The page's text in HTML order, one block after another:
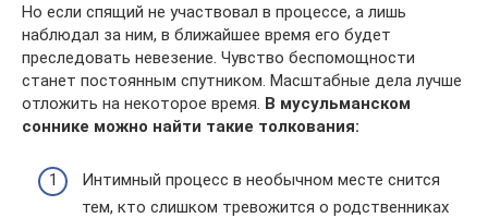
Но если спящий не участвовал в процессе, а лишь
наблюдал за ним, в ближайшее время его будет
преследовать невезение. Чувство беспомощности
станет постоянным спутником. Масштабные дела лучше
отложить на некоторое время. В мусульманском
соннике можно найти такие толкования:
Интимный процесс в необычном месте снится
тем, кто слишком тревожится о родственниках